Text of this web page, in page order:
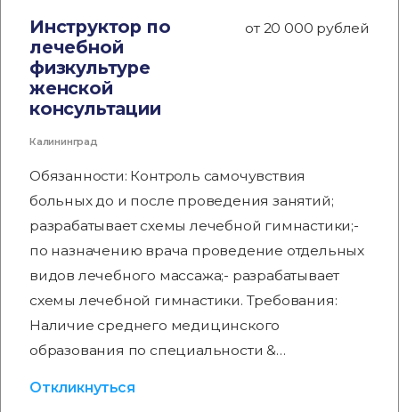
Инструктор по
лечебной
физкультуре
женской
консультации
от 20 000 рублей
Калининград
Обязанности: Контроль самочувствия
больных до и после проведения занятий;
разрабатывает схемы лечебной гимнастики;-
по назначению врача проведение отдельных
видов лечебного массажа;- разрабатывает
схемы лечебной гимнастики. Требования:
Наличие среднего медицинского
образования по специальности &…
Откликнуться